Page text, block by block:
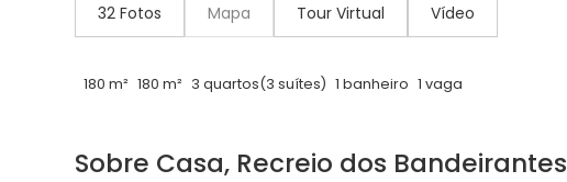
32 Fotos Mapa Tour Virtual Vídeo
180 m² 180 m² 3 quartos(3 suítes) 1 banheiro 1 vaga
Sobre Casa, Recreio dos Bandeirantes